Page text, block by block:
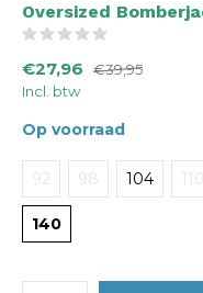
Oversized
€27,96
€39,95
Incl. btw
Op voorraad
92 98 104 110
140